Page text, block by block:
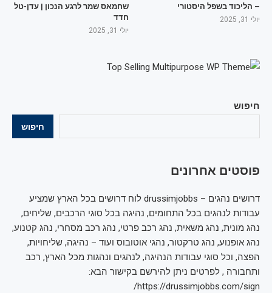
חיפוש
חיפוש
פוסטים אחרונים
דרושים נהגים – drussimjobbs לוח דרושים בכל הארץ שמציע
עבודות לנהגים בכל התחומים, נהיגה בכל סוגי הרכבים, שליחים,
נהג מונית, נהג משאית, נהג רכב פרטי, נהג רכב מסחרי, נהג קטנוע,
נהג אופנוע, נהג טרקטור, נהגי אוטובוס ועוד – נהיגה, שליחויות,
הפצה, וכל סוגי עבודות הנהיגה, לנהגים ונהגות מכל הארץ, רכב
ותחבורה , לפרטים ניתן להירשם בקישור הבא:
https://drussimjobbs.com/sign/
– הליכוד בשפל היסטורי
יולי 31, 2025
שחמאס שמר לרגע הנכון | עדן-טל
חדד
יולי 31, 2025